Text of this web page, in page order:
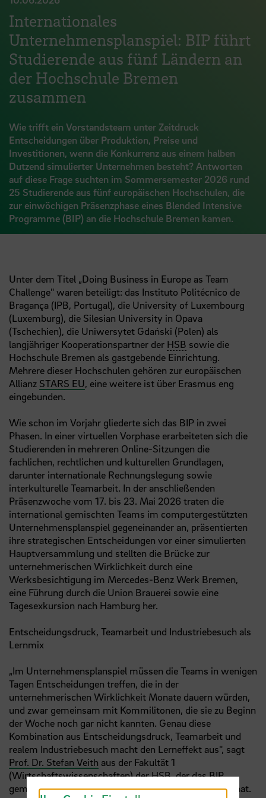
Internationales
Unternehmensplanspiel: BIP führt
Studierende aus fünf Ländern an
der Hochschule Bremen
zusammen
Wie trifft ein Vorstandsteam unter Zeitdruck
Entscheidungen über Produktion, Preise und
Investitionen, wenn die Konkurrenz aus einem halben
Dutzend simulierter Unternehmen besteht? Antworten
auf diese Frage suchten im Sommersemester 2026 rund
25 Studierende aus fünf europäischen Hochschulen, die
zur einwöchigen Präsenzphase eines Blended Intensive
Programme (BIP) an die Hochschule Bremen kamen.
Unter dem Titel „Doing Business in Europe as Team
Challenge" waren beteiligt: das Instituto Politécnico de
Bragança (IPB, Portugal), die University of Luxembourg
(Luxemburg), die Silesian University in Opava
(Tschechien), die Uniwersytet Gdański (Polen) als
langjähriger Kooperationspartner der HSB sowie die
Hochschule Bremen als gastgebende Einrichtung.
Mehrere dieser Hochschulen gehören zur europäischen
Allianz STARS EU, eine weitere ist über Erasmus eng
eingebunden.
Wie schon im Vorjahr gliederte sich das BIP in zwei
Phasen. In einer virtuellen Vorphase erarbeiteten sich die
Studierenden in mehreren Online-Sitzungen die
fachlichen, rechtlichen und kulturellen Grundlagen,
darunter internationale Rechnungslegung sowie
interkulturelle Teamarbeit. In der anschließenden
Präsenzwoche vom 17. bis 23. Mai 2026 traten die
international gemischten Teams im computergestützten
Unternehmensplanspiel gegeneinander an, präsentierten
ihre strategischen Entscheidungen vor einer simulierten
Hauptversammlung und stellten die Brücke zur
unternehmerischen Wirklichkeit durch eine
Werksbesichtigung im Mercedes-Benz Werk Bremen,
eine Führung durch die Union Brauerei sowie eine
Tagesexkursion nach Hamburg her.
Entscheidungsdruck, Teamarbeit und Industriebesuch als
Lernmix
„Im Unternehmensplanspiel müssen die Teams in wenigen
Tagen Entscheidungen treffen, die in der
unternehmerischen Wirklichkeit Monate dauern würden,
und zwar gemeinsam mit Kommilitonen, die sie zu Beginn
der Woche noch gar nicht kannten. Genau diese
Kombination aus Entscheidungsdruck, Teamarbeit und
realem Industriebesuch macht den Lerneffekt aus", sagt
Prof. Dr. Stefan Veith aus der Fakultät 1
(Wirtschaftswissenschaften) derHSB, der das BIP
gemeinsam mitProf. Dr. Martina Röhrichorganisiert hat.